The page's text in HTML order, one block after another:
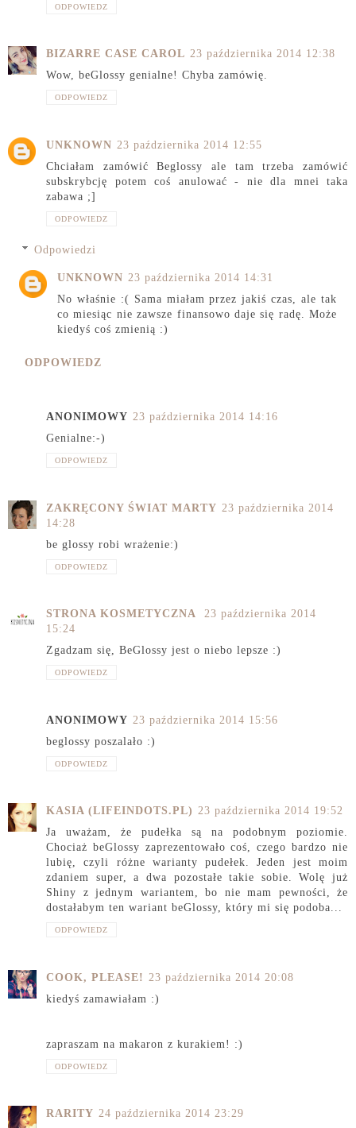
ODPOWIEDZ
BIZARRE CASE CAROL 23 października 2014 12:38
Wow, beGlossy genialne! Chyba zamówię.
ODPOWIEDZ
UNKNOWN 23 października 2014 12:55
Chciałam zamówić Beglossy ale tam trzeba zamówić
subskrybcję potem coś anulować - nie dla mnei taka
zabawa ;]
ODPOWIEDZ
Odpowiedzi
UNKNOWN 23 października 2014 14:31
No właśnie :( Sama miałam przez jakiś czas, ale tak
co miesiąc nie zawsze finansowo daje się radę. Może
kiedyś coś zmienią :)
ODPOWIEDZ
ANONIMOWY 23 października 2014 14:16
Genialne:-)
ODPOWIEDZ
ZAKRĘCONY ŚWIAT MARTY 23 października 2014
14:28
be glossy robi wrażenie:)
ODPOWIEDZ
STRONA KOSMETYCZNA
23 października 2014
15:24
Zgadzam się, BeGlossy jest o niebo lepsze :)
ODPOWIEDZ
ANONIMOWY 23 października 2014 15:56
beglossy poszalało :)
ODPOWIEDZ
KASIA (LIFEINDOTS.PL) 23 października 2014 19:52
Ja uważam, że pudełka są na podobnym poziomie.
Chociaż beGlossy zaprezentowało coś, czego bardzo nie
lubię, czyli różne warianty pudełek. Jeden jest moim
zdaniem super, a dwa pozostałe takie sobie. Wolę już
Shiny z jednym wariantem, bo nie mam pewności, że
dostałabym ten wariant beGlossy, który mi się podoba...
ODPOWIEDZ
COOK, PLEASE! 23 października 2014 20:08
kiedyś zamawiałam :)
zapraszam na makaron z kurakiem! :)
ODPOWIEDZ
RARITY 24 października 2014 23:29